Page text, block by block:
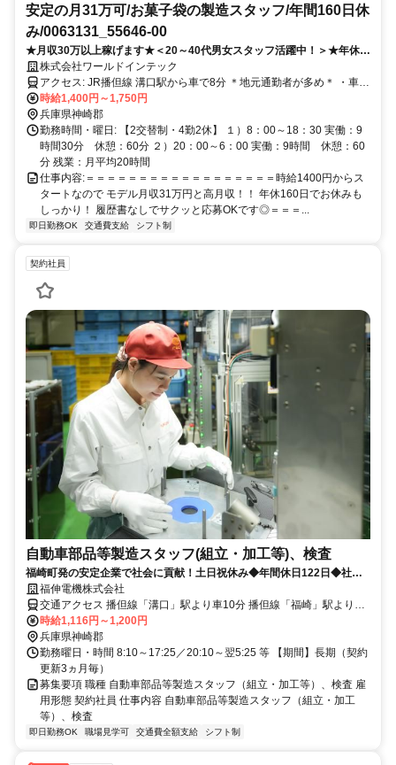
安定の月31万可/お菓子袋の製造スタッフ/年間160日休
み/0063131_55646-00
★月収30万以上稼げます★＜20～40代男女スタッフ活躍中！＞★年休
160日！★2交替制・履歴書不要
株式会社ワールドインテック
アクセス: JR播但線 溝口駅から車で8分 ＊地元通勤者が多め＊ ・車、
バイク、自転車通勤OK ・交通費支給
時給1,400円～1,750円
兵庫県神崎郡
勤務時間・曜日: 【2交替制・4勤2休】 １）8：00～18：30 実働：9
時間30分 休憩：60分 ２）20：00～6：00 実働：9時間 休憩：60
分 残業：月平均20時間
仕事内容: ​＝＝＝＝＝＝＝＝＝＝＝＝＝＝＝＝＝＝ ​時給1400円からス
タートなので モデル月収31万円と高月収！！ 年休160日でお休みも
しっかり！ 履歴書なしでサクッと応募OKです◎ ​＝＝＝...
即日勤務OK 交通費支給 シフト制
契約社員
自動車部品等製造スタッフ(組立・加工等)、検査
福崎町発の安定企業で社会に貢献！土日祝休み◆年間休日122日◆社員
登用あり
福伸電機株式会社
交通アクセス 播但線「溝口」駅より車10分 播但線「福崎」駅より車
16分 播但線「香呂」駅より車16分
時給1,116円～1,200円
兵庫県神崎郡
勤務曜日・時間 8:10～17:25／20:10～翌5:25 等 【期間】長期（契約
更新3ヵ月毎）
募集要項 職種 自動車部品等製造スタッフ（組立・加工等）、検査 雇
用形態 契約社員 仕事内容 自動車部品等製造スタッフ（組立・加工
等）、検査
即日勤務OK 職場見学可 交通費全額支給 シフト制